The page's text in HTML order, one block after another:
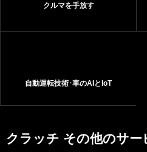
クルマを手放す
自動運転技術･車のAIとIoT
クラッチ その他のサー